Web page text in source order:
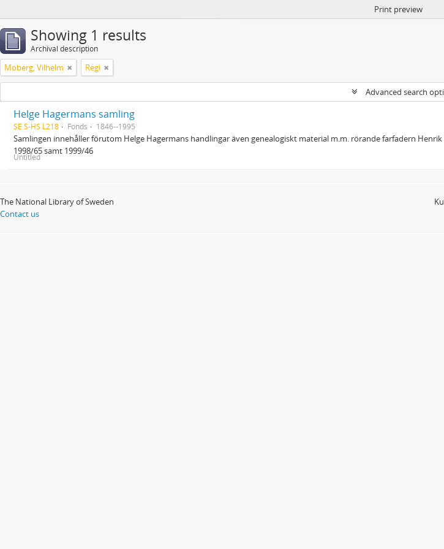
Print preview
Showing 1 results
Archival description
Moberg, Vilhelm Regi
Advanced search
Helge Hagermans samling
SE S-HS L218 Fonds 1846--1995
Samlingen innehåller förutom Helge Hagermans handlingar även genealogiskt material m.m. rörande farfadern
1998/65 samt 1999/46
Untitled
The National Library of Sweden
Contact us